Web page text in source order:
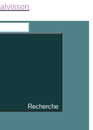
Recherche